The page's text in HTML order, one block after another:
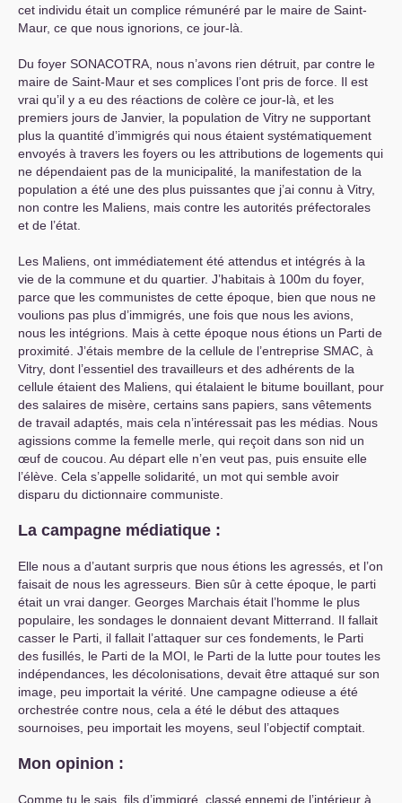
cet individu était un complice rémunéré par le maire de Saint-
Maur, ce que nous ignorions, ce jour-là.
Du foyer SONACOTRA , nous n’avons rien détruit, par contre le
maire de Saint-Maur et ses complices l’ont pris de force. Il est
vrai qu’il y a eu des réactions de colère ce jour-là, et les
premiers jours de Janvier, la population de Vitry ne supportant
plus la quantité d’immigrés qui nous étaient systématiquement
envoyés à travers les foyers ou les attributions de logements qui
ne dépendaient pas de la municipalité, la manifestation de la
population a été une des plus puissantes que j’ai connu à Vitry,
non contre les Maliens, mais contre les autorités préfectorales
et de l’état.
Les Maliens, ont immédiatement été attendus et intégrés à la
vie de la commune et du quartier. J’habitais à 100m du foyer,
parce que les communistes de cette époque, bien que nous ne
voulions pas plus d’immigrés, une fois que nous les avions,
nous les intégrions. Mais à cette époque nous étions un Parti de
proximité. J’étais membre de la cellule de l’entreprise SMAC , à
Vitry, dont l’essentiel des travailleurs et des adhérents de la
cellule étaient des Maliens, qui étalaient le bitume bouillant, pour
des salaires de misère, certains sans papiers, sans vêtements
de travail adaptés, mais cela n’intéressait pas les médias. Nous
agissions comme la femelle merle, qui reçoit dans son nid un
œuf de coucou. Au départ elle n’en veut pas, puis ensuite elle
l’élève. Cela s’appelle solidarité, un mot qui semble avoir
disparu du dictionnaire communiste.
La campagne médiatique :
Elle nous a d’autant surpris que nous étions les agressés, et l’on
faisait de nous les agresseurs. Bien sûr à cette époque, le parti
était un vrai danger. Georges Marchais était l’homme le plus
populaire, les sondages le donnaient devant Mitterrand. Il fallait
casser le Parti, il fallait l’attaquer sur ces fondements, le Parti
des fusillés, le Parti de la MOI , le Parti de la lutte pour toutes les
indépendances, les décolonisations, devait être attaqué sur son
image, peu importait la vérité. Une campagne odieuse a été
orchestrée contre nous, cela a été le début des attaques
sournoises, peu importait les moyens, seul l’objectif comptait.
Mon opinion :
Comme tu le sais, fils d’immigré, classé ennemi de l’intérieur à